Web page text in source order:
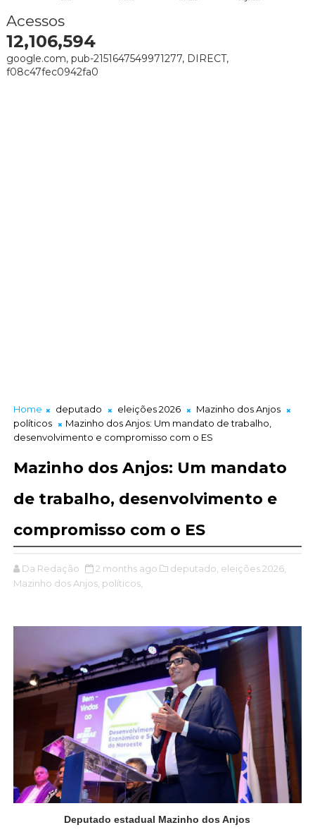
Acessos
12,106,594
google.com, pub-2151647549971277, DIRECT,
f08c47fec0942fa0
Home deputado eleições 2026
Mazinho dos Anjos
políticos
Mazinho dos Anjos: Um mandato de trabalho,
desenvolvimento e compromisso com o ES
Mazinho dos Anjos: Um mandato
de trabalho, desenvolvimento e
compromisso com o ES
Da Redação 2 months ago deputado, eleições 2026,
Mazinho dos Anjos, políticos,
Deputado estadual Mazinho dos Anjos